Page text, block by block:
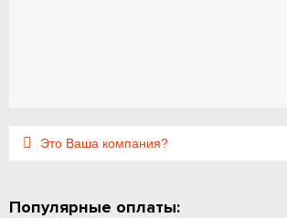
Это Ваша компания?
Популярные оплаты: